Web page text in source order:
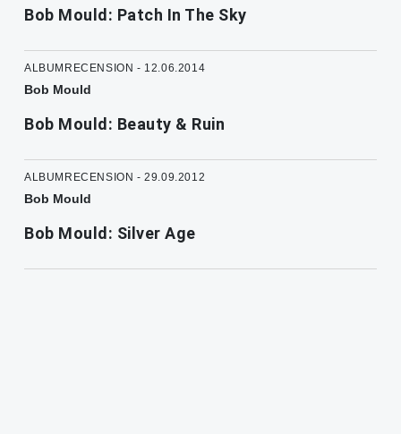
Bob Mould: Patch In The Sky
ALBUMRECENSION - 12.06.2014
Bob Mould
Bob Mould: Beauty & Ruin
ALBUMRECENSION - 29.09.2012
Bob Mould
Bob Mould: Silver Age